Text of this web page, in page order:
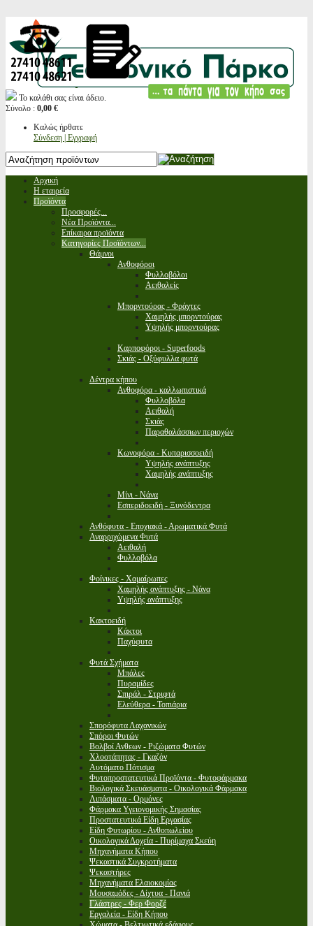
Το καλάθι σας είναι άδειο.
Σύνολο : 0,00 €
Καλώς ήρθατε
Σύνδεση | Εγγραφή
Αρχική
Η εταιρεία
Προϊόντα
Προσφορές...
Νέα Προϊόντα...
Επίκαιρα προϊόντα
Κατηγορίες Προϊόντων...
Θάμνοι
Ανθοφόροι
Φυλλοβόλοι
Αειθαλείς
Μπορντούρας - Φράχτες
Χαμηλής μπορντούρας
Υψηλής μπορντούρας
Καρποφόροι - Superfoods
Σκιάς - Οξύφυλλα φυτά
Δέντρα κήπου
Ανθοφόρα - καλλωπιστικά
Φυλλοβόλα
Αειθαλή
Σκιάς
Παραθαλάσσιων περιοχών
Κωνοφόρα - Κυπαρισσοειδή
Υψηλής ανάπτυξης
Χαμηλής ανάπτυξης
Μίνι - Νάνα
Εσπεριδοειδή - Ξυνόδεντρα
Ανθόφυτα - Εποχιακά - Αρωματικά Φυτά
Αναρριχώμενα Φυτά
Αειθαλή
Φυλλοβόλα
Φοίνικες - Χαμαίρωπες
Χαμηλής ανάπτυξης - Νάνα
Υψηλής ανάπτυξης
Κακτοειδή
Κάκτοι
Παχύφυτα
Φυτά Σχήματα
Μπάλες
Πυραμίδες
Σπιράλ - Στριφτά
Ελεύθερα - Τοπιάρια
Σπορόφυτα Λαχανικών
Σπόροι Φυτών
Βολβοί Ανθεων - Ριζώματα Φυτών
Χλοοτάπητας - Γκαζόν
Αυτόματο Πότισμα
Φυτοπροστατευτικά Προϊόντα - Φυτοφάρμακα
Βιολογικά Σκευάσματα - Οικολογικά Φάρμακα
Λιπάσματα - Ορμόνες
Φάρμακα Υγειονομικής Σημασίας
Προστατευτικά Είδη Εργασίας
Είδη Φυτωρίου - Ανθοπωλείου
Οικολογικά Δοχεία - Πυρίμαχα Σκεύη
Μηχανήματα Κήπου
Ψεκαστικά Συγκροτήματα
Ψεκαστήρες
Μηχανήματα Ελαιοκομίας
Μουσαμάδες - Δίχτυα - Πανιά
Γλάστρες - Φερ Φορζέ
Εργαλεία - Είδη Κήπου